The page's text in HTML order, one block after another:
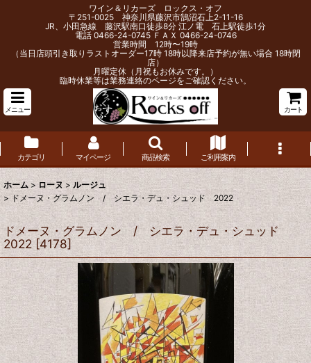
ワイン＆リカーズ ロックス・オフ
〒251-0025 神奈川県藤沢市鵠沼石上2-11-16
JR、小田急線 藤沢駅南口徒歩8分 江ノ電 石上駅徒歩1分
電話 0466-24-0745 ＦＡＸ 0466-24-0746
営業時間 12時〜19時
（当日店頭引き取りラストオーダー17時 18時以降来店予約が無い場合 18時閉
店）
月曜定休（月祝もお休みです。）
臨時休業等は業務連絡のページをご確認ください。
メニュー カート
カテゴリ マイページ 商品検索 ご利用案内
ホーム > ローヌ > ルージュ
> ドメーヌ・グラムノン / シエラ・デュ・シュッド 2022
ドメーヌ・グラムノン / シエラ・デュ・シュッド
2022 [4178]